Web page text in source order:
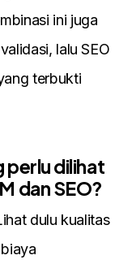
ini juga
lalu SEO
terbukti
perlu dilihat
dan SEO?
dulu kualitas